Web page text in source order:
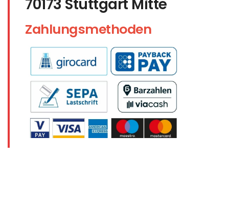
70173 Stuttgart Mitte
Zahlungsmethoden